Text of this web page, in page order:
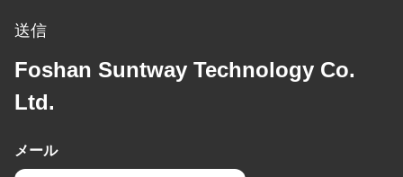
送信
Foshan Suntway Technology Co.
Ltd.
メール